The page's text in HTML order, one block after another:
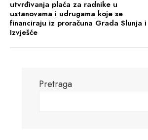
utvrđivanja plaća za radnike u
ustanovama i udrugama koje se
financiraju iz proračuna Grada Slunja i
Izvješće
Pretraga